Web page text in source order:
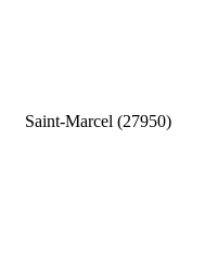
Saint-Marcel (27950)